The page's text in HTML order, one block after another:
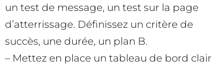
un test de message, un test sur la page
d’atterrissage. Définissez un critère de
succès, une durée, un plan B.
– Mettez en place un tableau de bord clair